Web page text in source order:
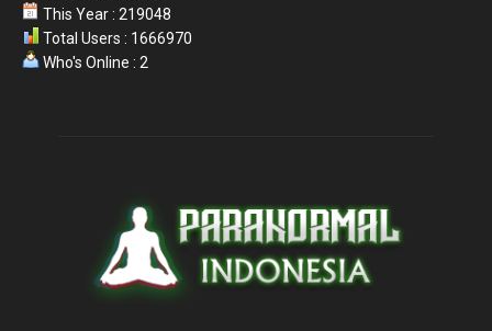
This Year : 219048
Total Users : 1666970
Who's Online : 2